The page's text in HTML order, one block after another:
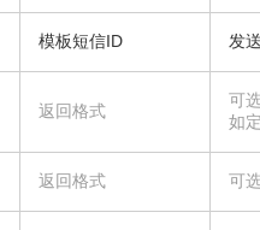
模板短信ID 发
返回格式
可
如
返回格式 可